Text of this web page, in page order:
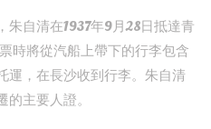
朱自清在1937年9月28日抵達青
時將從汽船上帶下的行李包含
運，在長沙收到行李。朱自清
主要人證。